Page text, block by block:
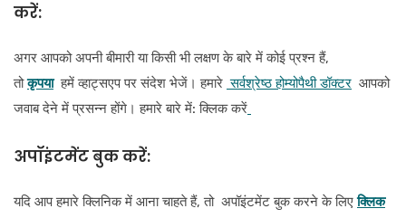
करें:
अगर आपको अपनी बीमारी या किसी भी लक्षण के बारे में कोई प्रश्न हैं,
तोकृपयाहमें व्हाट्सएप पर संदेश भेजें। हमारे सर्वश्रेष्ठ होम्योपैथी डॉक्टर आपको
जवाब देने में प्रसन्न होंगे। हमारे बारे में: क्लिक करें
अपॉइंटमेंट बुक करें:
यदि आप हमारे क्लिनिक में आना चाहते हैं, तो अपॉइंटमेंट बुक करने के लिएक्लिक